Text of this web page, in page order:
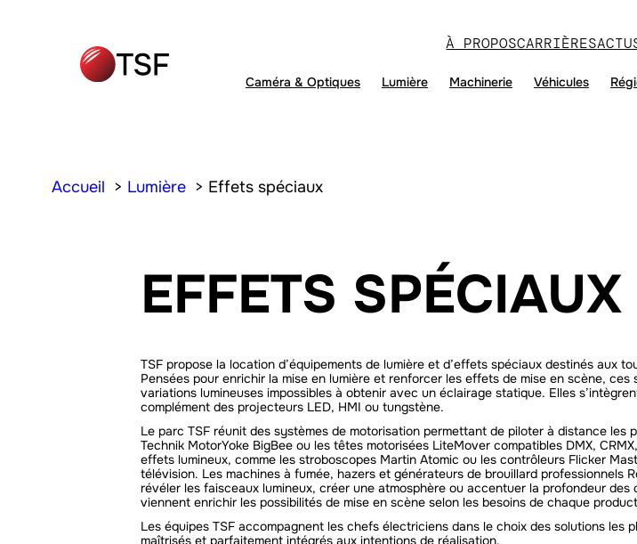
À PROPOSCARRIÈRES
Caméra & Optiques Lumière Machinerie Véhicules
Accueil Lumière Effets spéciaux
EFFETS SPÉCIAUX
TSF propose la location d’équipements de lumière et d’effets spéciaux destinés aux
Pensées pour enrichir la mise en lumière et renforcer les effets de mise en scène,
variations lumineuses impossibles à obtenir avec un éclairage statique. Elles
complément des projecteurs LED, HMI ou tungstène.
Le parc TSF réunit des systèmes de motorisation permettant de piloter à distance
Technik MotorYoke BigBee ou les têtes motorisées LiteMover compatibles DMX,
effets lumineux, comme les stroboscopes Martin Atomic ou les contrôleurs Flicker
télévision. Les machines à fumée, hazers et générateurs de brouillard professionnels
révéler les faisceaux lumineux, créer une atmosphère ou accentuer la profondeur
viennent enrichir les possibilités de mise en scène selon les besoins de chaque
Les équipes TSF accompagnent les chefs électriciens dans le choix des solutions
maîtrisés et parfaitement intégrés aux intentions de réalisation.